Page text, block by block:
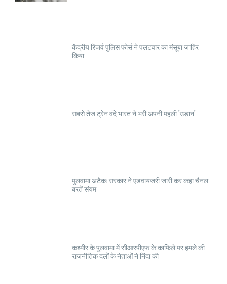
केंद्रीय रिजर्व पुलिस फोर्स ने पलटवार का मंसूबा जाहिर
किया
सबसे तेज ट्रेन वंदे भारत ने भरी अपनी पहली 'उड़ान'
पुलवामा अटैक: सरकार ने एडवायजरी जारी कर कहा चैनल
बरतें संयम
कश्मीर के पुलवामा में सीआरपीएफ के काफिले पर हमले की
राजनीतिक दलों के नेताओं ने निंदा की